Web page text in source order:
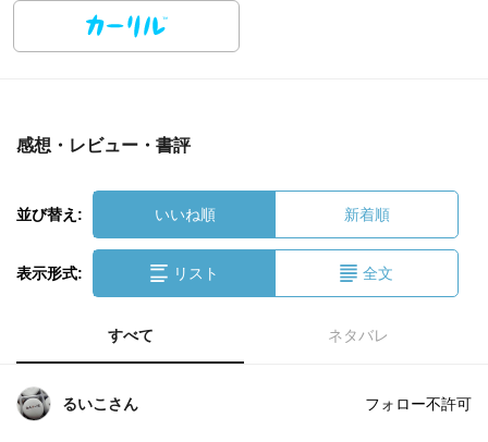
感想・レビュー・書評
並び替え: いいね順 新着順
表示形式: リスト 全文
すべて ネタバレ
るいこさん フォロー不許可